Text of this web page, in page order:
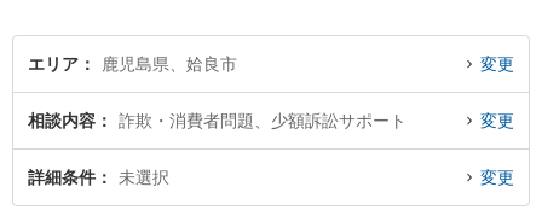
エリア 鹿児島県、姶良市 変更
相談内容 詐欺・消費者問題、少額訴訟サポート 変更
詳細条件 未選択 変更